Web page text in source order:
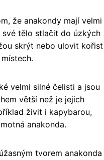
že anakondy mají velmi
své tělo stlačit do úzkých
skrýt nebo ulovit kořist
velmi silné čelisti a jsou
větší než je jejich
živit i kapybarou,
anakonda.
tvorem anakonda